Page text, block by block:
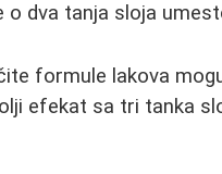
dva tanja sloja
formule lakova
efekat sa tri tanka